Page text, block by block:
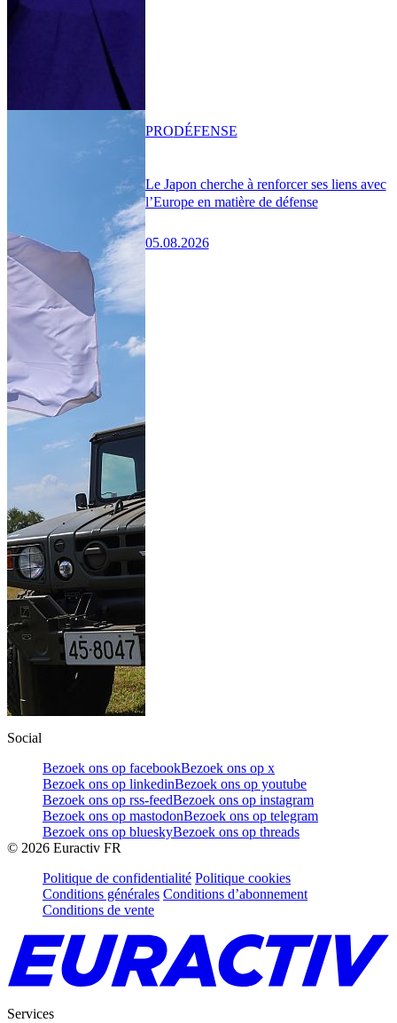
Le Japon cherche à renforcer ses liens avec
l’Europe en matière de défense
05.08.2026
PRODÉFENSE
Social
Bezoek ons op facebookBezoek ons op x
Bezoek ons op linkedinBezoek ons op youtube
Bezoek ons op rss-feedBezoek ons op instagram
Bezoek ons op mastodonBezoek ons op telegram
Bezoek ons op blueskyBezoek ons op threads
© 2026 Euractiv FR
Politique de confidentialité Politique cookies
Conditions générales Conditions d’abonnement
Conditions de vente
Services